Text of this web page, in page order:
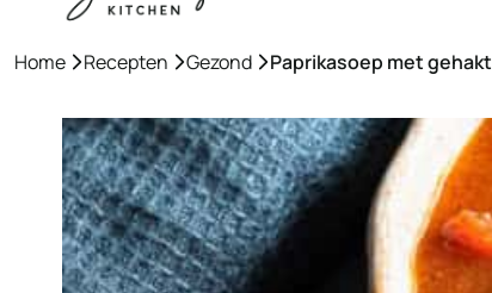
Home »Recepten »Gezond »Paprikasoep met gehakt